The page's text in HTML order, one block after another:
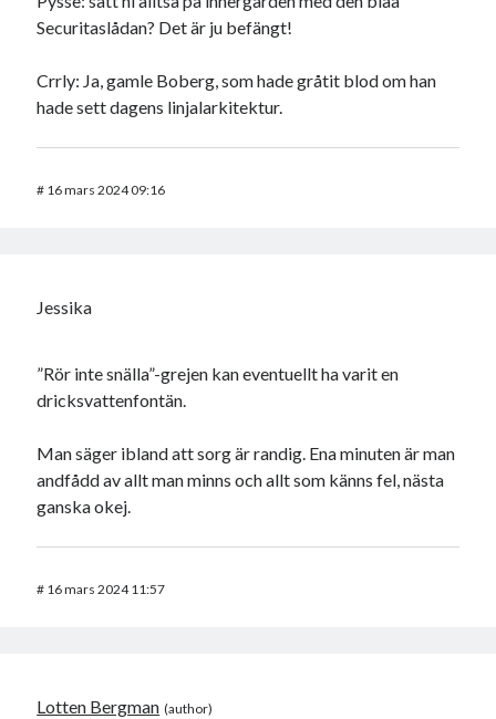
Securitaslådan? Det är ju befängt!
Crrly: Ja, gamle Boberg, som hade gråtit blod om han
hade sett dagens linjalarkitektur.
# 16 mars 2024 09:16
Jessika
”Rör inte snälla”-grejen kan eventuellt ha varit en
dricksvattenfontän.
Man säger ibland att sorg är randig. Ena minuten är man
andfådd av allt man minns och allt som känns fel, nästa
ganska okej.
# 16 mars 2024 11:57
Lotten Bergman